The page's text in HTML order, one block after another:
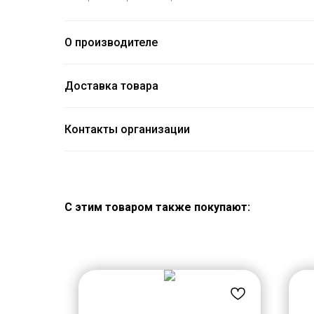
О производителе
Доставка товара
Контакты организации
С этим товаром также покупают: